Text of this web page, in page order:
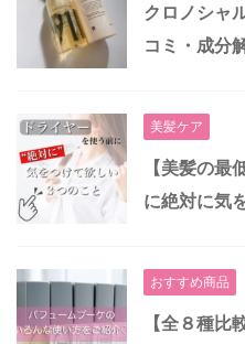
クロノシャ
コミ・成分
美髪ケア
【美髪の
に絶対に気
おすすめ商品
【全８種